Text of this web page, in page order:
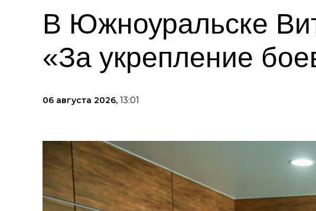
В Южноуральске
«За укрепление
06 августа 2026, 13:01